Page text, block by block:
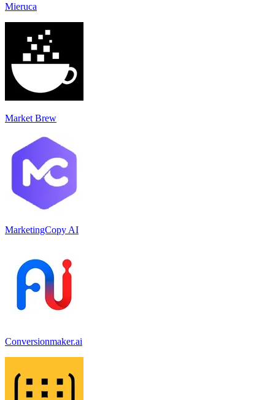
Mieruca
Market Brew
MarketingCopy AI
Conversionmaker.ai